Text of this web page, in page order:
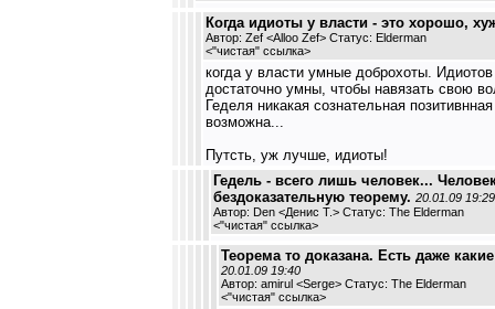
Когда идиоты у власти - это хорошо,
Автор: Zef <Alloo Zef> Статус: Elderman
<"чистая" ссылка>
когда у власти умные доброхоты.
достаточно умны, чтобы навязать свою
Геделя никакая сознательная
возможна...
Путсть, уж лучше, идиоты!
Гедель - всего лишь человек...
бездоказательную теорему. 20.01.09 19:29
Автор: Den <Денис Т.> Статус: The Elderman
<"чистая" ссылка>
Теорема то доказана. Есть даже
20.01.09 19:40
Автор: amirul <Serge> Статус: The Elderman
<"чистая" ссылка>